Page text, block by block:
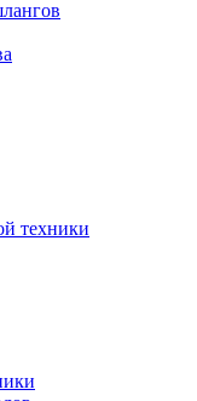
техники